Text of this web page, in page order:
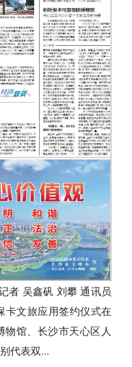
吴鑫矾 刘攀 通讯员
卡文旅应用签约仪式在
馆、长沙市天心区人
代表双...